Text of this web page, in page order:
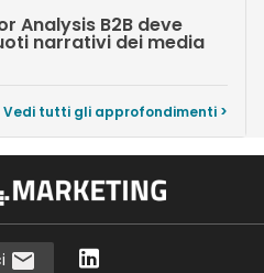
Analysis B2B deve
narrativi dei media
Vedi tutti gli approfondimenti >